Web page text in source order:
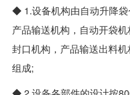
◆ 1.设备机构由自动升降袋
产品输送机构，自动开袋
封口机构，产品输送出料
组成;